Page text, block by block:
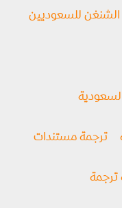
الشنغن للسعوديين
ترجمة مستندات